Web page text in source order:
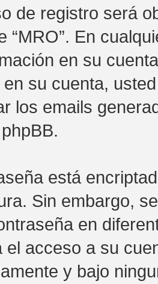
de registro será
“MRO”. En
en su
su cuenta,
los emails
está
Sin embargo,
en
el acceso a su
y bajo